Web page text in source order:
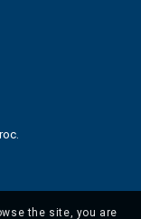
the site, you are